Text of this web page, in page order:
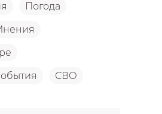
Погода
СВО